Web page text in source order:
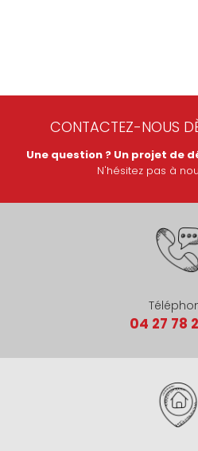
CONTACTEZ-NOUS
Une question ? Un projet de
N'hésitez pas à
04 27 78